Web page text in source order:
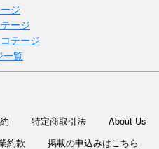
ジ
ージ
テージ
一覧
特定商取引法
About Us
約款 掲載の申込みはこちら